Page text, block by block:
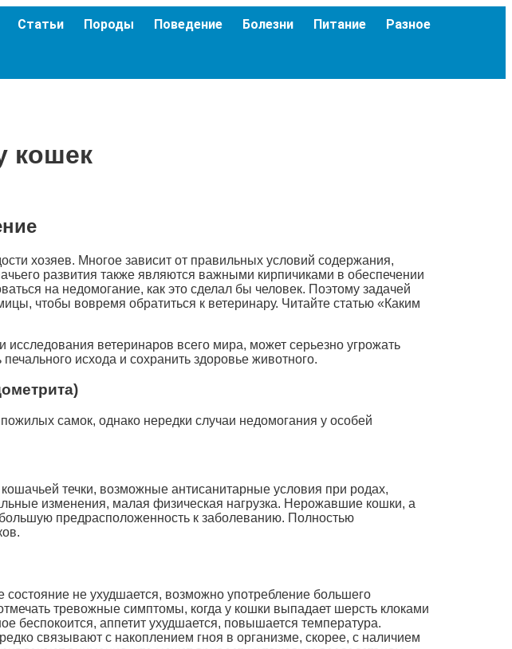
Статьи Породы Поведение Болезни Питание Разное
кошек
хозяев. Многое зависит от правильных условий содержания,
развития также являются важными кирпичиками в обеспечении
на недомогание, как это сделал бы человек. Поэтому задачей
чтобы вовремя обратиться к ветеринару. Читайте статью «Каким
ветеринаров всего мира, может серьезно угрожать
исхода и сохранить здоровье животного.
самок, однако нередки случаи недомогания у особей
течки, возможные антисанитарные условия при родах,
изменения, малая физическая нагрузка. Нерожавшие кошки, а
предрасположенность к заболеванию. Полностью
не ухудшается, возможно употребление большего
тревожные симптомы, когда у кошки выпадает шерсть клоками
беспокоится, аппетит ухудшается, повышается температура.
связывают с накоплением гноя в организме, скорее, с наличием